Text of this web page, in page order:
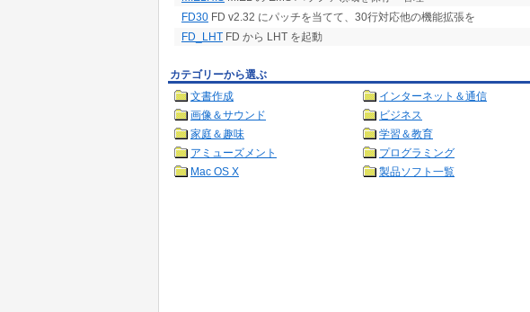
FD30 FD v2.32 にパッチを当てて、30行対応他の機能拡張を
FD_LHT FD から LHT を起動
カテゴリーから選ぶ
文書作成
インターネット＆通信
画像＆サウンド
ビジネス
家庭＆趣味
学習＆教育
アミューズメント
プログラミング
Mac OS X
製品ソフト一覧